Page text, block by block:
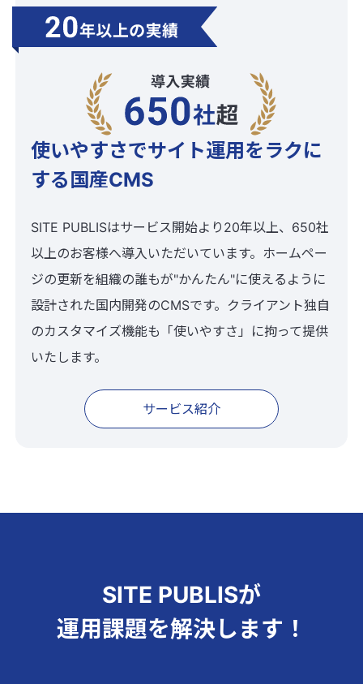
使いやすさでサイト運用をラクに
する国産CMS
SITE PUBLISはサービス開始より20年以上、650社
以上のお客様へ導入いただいています。ホームペー
ジの更新を組織の誰もが"かんたん"に使えるように
設計された国内開発のCMSです。クライアント独自
のカスタマイズ機能も「使いやすさ」に拘って提供
いたします。
サービス紹介
SITE PUBLISが
運用課題を解決します！